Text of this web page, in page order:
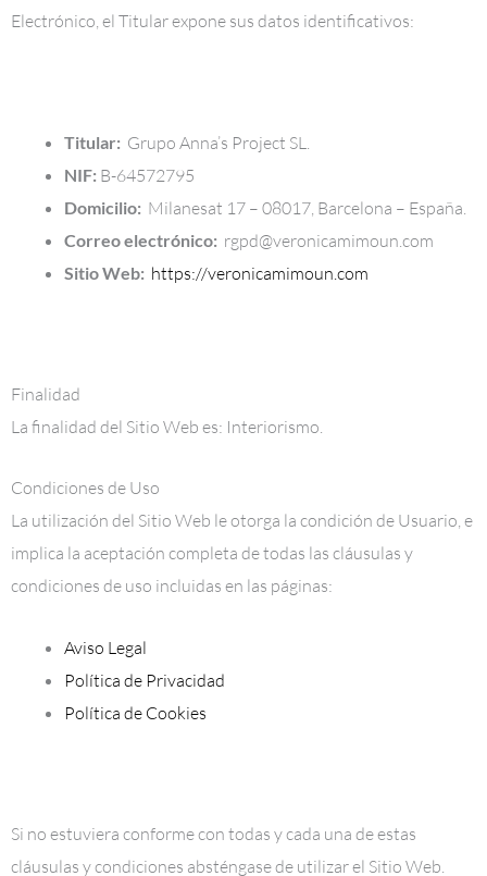
Electrónico, el Titular expone sus datos identificativos:
Titular: Grupo Anna’s Project SL.
NIF: B-64572795
Domicilio: Milanesat 17 – 08017, Barcelona – España.
Correo electrónico: rgpd@veronicamimoun.com
Sitio Web: https://veronicamimoun.com
Finalidad
La finalidad del Sitio Web es: Interiorismo.
Condiciones de Uso
La utilización del Sitio Web le otorga la condición de Usuario, e
implica la aceptación completa de todas las cláusulas y
condiciones de uso incluidas en las páginas:
Aviso Legal
Política de Privacidad
Política de Cookies
Si no estuviera conforme con todas y cada una de estas
cláusulas y condiciones absténgase de utilizar el Sitio Web.